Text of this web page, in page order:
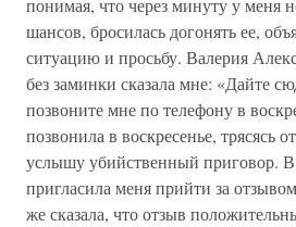
понимая, что через минуту у меня
шансов, бросилась догонять ее,
ситуацию и просьбу. Валерия
без заминки сказала мне: «Дайте
позвоните мне по телефону в
позвонила в воскресенье, трясясь
услышу убийственный приговор.
пригласила меня прийти за
же сказала, что отзыв